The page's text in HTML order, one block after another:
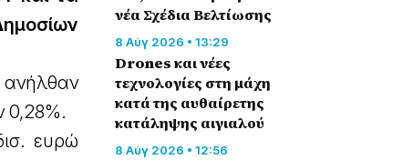
ανήλθαν
0,28%.
ευρώ
νέα Σχέδια Βελτίωσης
8 Αύγ 2026 • 13:29
Drones και νέες
τεχνολογίες στη μάχη
κατά της αυθαίρετης
κατάληψης αιγιαλού
8 Αύγ 2026 • 12:56